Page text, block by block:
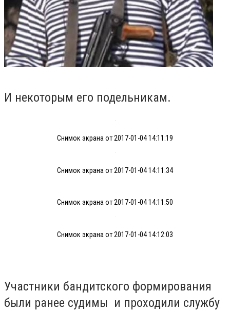
И некоторым его подельникам.
Снимок экрана от 2017-01-04 14:11:19
Снимок экрана от 2017-01-04 14:11:34
Снимок экрана от 2017-01-04 14:11:50
Снимок экрана от 2017-01-04 14:12:03
Участники бандитского формирования
были ранее судимы и проходили службу